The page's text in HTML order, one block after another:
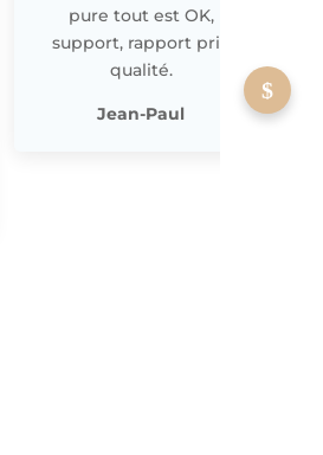
pure tout est OK,
support, rapport prix
qualité.
Jean-Paul